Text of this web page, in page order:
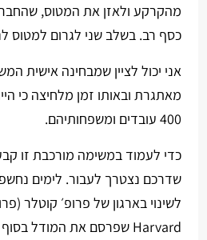
מהקרקע ולאזן את המטוס,
כסף רב. בשלב שני לגרום למטוס
אני יכול לציין שמבחינה אישית
מאתגרת ובאותו זמן מלחיצה כי
400 עובדים ומשפחותיהם.
כדי לעמוד במשימה מורכבת זו
לשינוי בארגון של פרופ׳ קוטלר
Harvard שפרסם את המודל בסוף שנות ה 90).